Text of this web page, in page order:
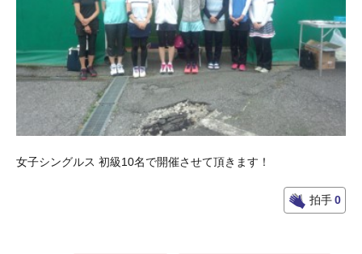
女子シングルス 初級10名で開催させて頂きます！
拍手0